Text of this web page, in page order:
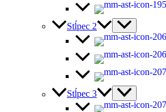
Stĺpec 2
Stĺpec 3